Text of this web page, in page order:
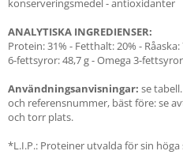
konserveringsmedel - antioxidanter
ANALYTISKA INGREDIENSER:
Protein: 31% - Fetthalt: 20% -
6-fettsyror: 48,7 g - Omega 3-
Användningsanvisningar: se
och referensnummer, bäst före: se
och torr plats.
*L.I.P.: Proteiner utvalda för sin